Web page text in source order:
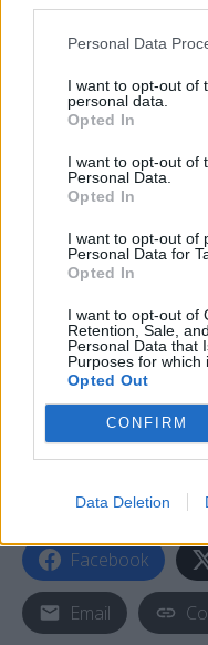
Personal Data
I want to opt-out of
personal data.
Opted In
I want to opt-out of
Personal Data.
Opted In
I want to opt-out of
Personal Data for
Opted In
I want to opt-out of
Retention, Sale,
Personal Data that
Purposes for which
Opted Out
CONFIRM
Data Deletion
διασφάλιση των
ακρογωνιαίο λίθο
η απαρέγκλιτη
στον τουριστικό
Από την πλευρά
Κεφαλογιάννη,
την Υπουργό
κυρία Δόμνα
συζήτησης αλλά
το πλέον
τουρισμού, που
Θέλουμε
δικαιώματα και
σύγχρονου
Facebook
Email